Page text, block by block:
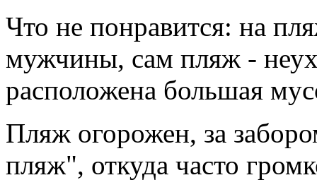
Что не понравится: на
мужчины, сам пляж -
расположена большая
Пляж огорожен, за
пляж", откуда часто